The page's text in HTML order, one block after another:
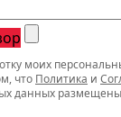
моих
что Политика и
данных